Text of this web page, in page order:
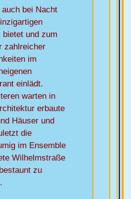
auch bei Nacht
bietet und zum
zahlreicher
im
einlädt.
warten in
erbaute
Häuser und
die
im Ensemble
Wilhelmstraße
zu